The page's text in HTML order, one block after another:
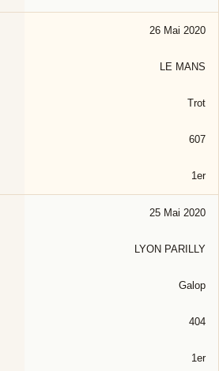
26 Mai 2020
LE MANS
Trot
607
1er
25 Mai 2020
LYON PARILLY
Galop
404
1er